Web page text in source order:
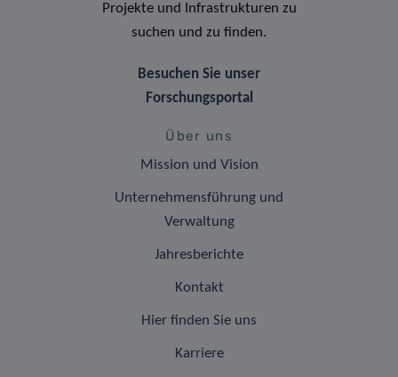
Projekte und Infrastrukturen zu
suchen und zu finden.
Besuchen Sie unser
Forschungsportal
Über uns
Mission und Vision
Unternehmensführung und
Verwaltung
Jahresberichte
Kontakt
Hier finden Sie uns
Karriere